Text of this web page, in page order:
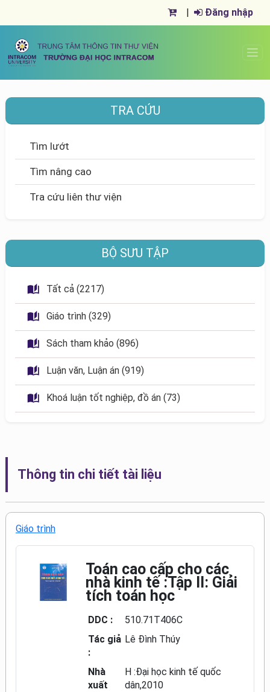
| Đăng nhập
TRA CỨU
Tìm lướt
Tìm nâng cao
Tra cứu liên thư viện
BỘ SƯU TẬP
Tất cả (2217)
Giáo trình (329)
Sách tham khảo (896)
Luận văn, Luận án (919)
Khoá luận tốt nghiệp, đồ án (73)
Thông tin chi tiết tài liệu
Giáo trình
Toán cao cấp cho các
nhà kinh tế :Tập II: Giải
tích toán học
DDC :
510.71T406C
Tác giả
:
Lê Đình Thúy
Nhà
xuất
H :Đại học kinh tế quốc
dân,2010